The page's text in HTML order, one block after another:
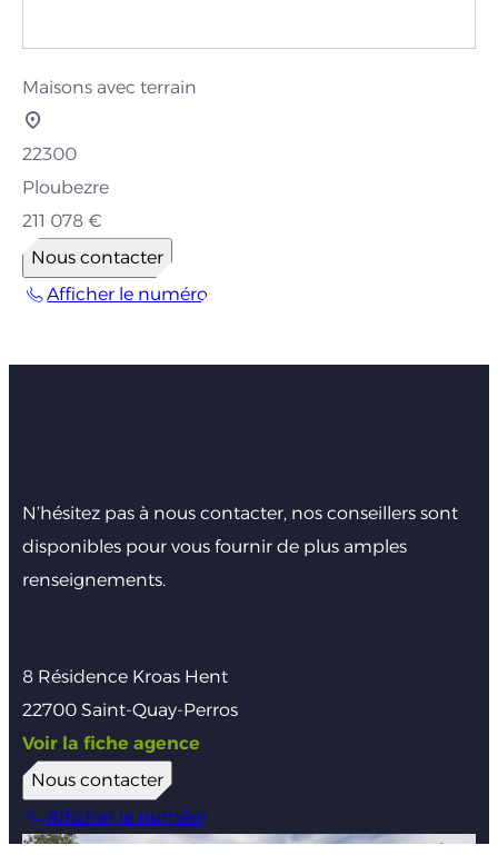
Maisons avec terrain
22300
Ploubezre
211 078 €
Nous contacter
Afficher le numéro
N’hésitez pas à nous contacter, nos conseillers sont
disponibles pour vous fournir de plus amples
renseignements.
8 Résidence Kroas Hent
22700 Saint-Quay-Perros
Voir la fiche agence
Nous contacter
Afficher le numéro